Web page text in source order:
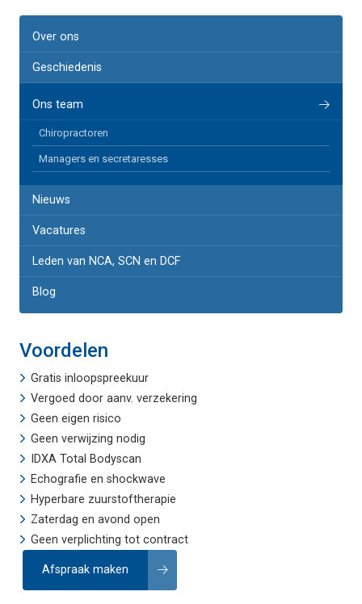
Over ons
Geschiedenis
Ons team
Chiropractoren
Managers en secretaresses
Nieuws
Vacatures
Leden van NCA, SCN en DCF
Blog
Voordelen
Gratis inloopspreekuur
Vergoed door aanv. verzekering
Geen eigen risico
Geen verwijzing nodig
IDXA Total Bodyscan
Echografie enshockwave
Hyperbare zuurstoftherapie
Zaterdag en avond open
Geen verplichting tot contract
Afspraak maken